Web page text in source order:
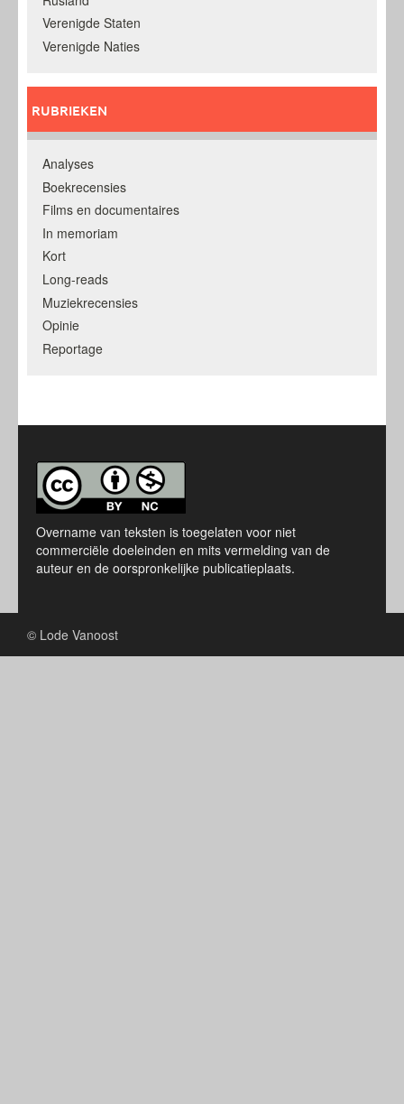
Verenigde Staten
Verenigde Naties
RUBRIEKEN
Analyses
Boekrecensies
Films en documentaires
In memoriam
Kort
Long-reads
Muziekrecensies
Opinie
Reportage
Overname van teksten is toegelaten voor niet
commerciële doeleinden en mits vermelding van de
auteur en de oorspronkelijke publicatieplaats.
© Lode Vanoost